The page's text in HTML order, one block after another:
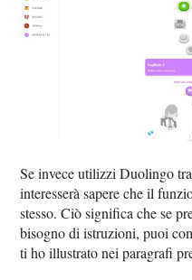
Se invece utilizzi Duolingo
interesserà sapere che il
stesso. Ciò significa che se
bisogno di istruzioni, puoi
ti ho illustrato nei paragrafi